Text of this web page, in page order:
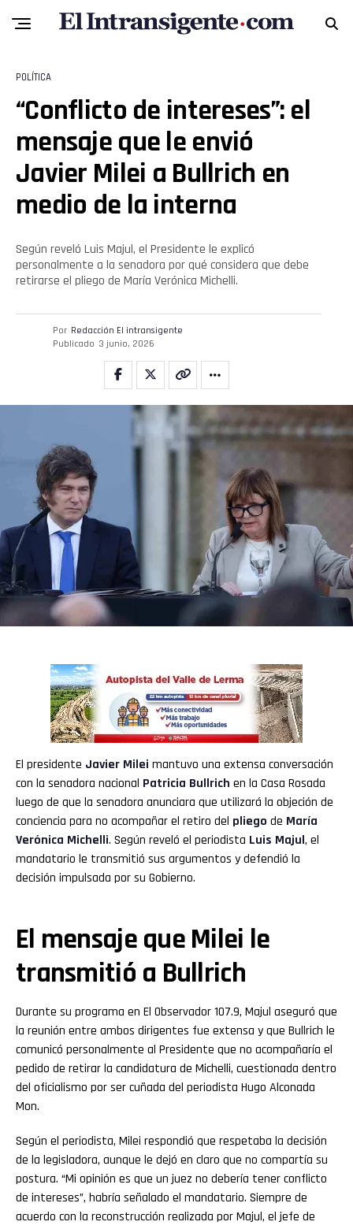
POLÍTICA
“Conflicto de intereses”: el
mensaje que le envió
Javier Milei a Bullrich en
medio de la interna
Según reveló Luis Majul, el Presidente le explicó
personalmente a la senadora por qué considera que debe
retirarse el pliego de María Verónica Michelli.
Por Redacción El intransigente
Publicado 3 junio, 2026
El presidente Javier Milei mantuvo una extensa conversación
con la senadora nacional Patricia Bullrich en la Casa Rosada
luego de que la senadora anunciara que utilizará la objeción de
conciencia para no acompañar el retiro del pliego de María
Verónica Michelli. Según reveló el periodista Luis Majul, el
mandatario le transmitió sus argumentos y defendió la
decisión impulsada por su Gobierno.
El mensaje que Milei le
transmitió a Bullrich
Durante su programa en El Observador 107.9, Majul aseguró que
la reunión entre ambos dirigentes fue extensa y que Bullrich le
comunicó personalmente al Presidente que no acompañaría el
pedido de retirar la candidatura de Michelli, cuestionada dentro
del oficialismo por ser cuñada del periodista Hugo Alconada
Mon.
Según el periodista, Milei respondió que respetaba la decisión
de la legisladora, aunque le dejó en claro que no compartía su
postura. “Mi opinión es que un juez no debería tener conflicto
de intereses”, habría señalado el mandatario. Siempre de
acuerdo con la reconstrucción realizada por Majul, el jefe de
Flipboard
Pinterest
Whatsapp
Email